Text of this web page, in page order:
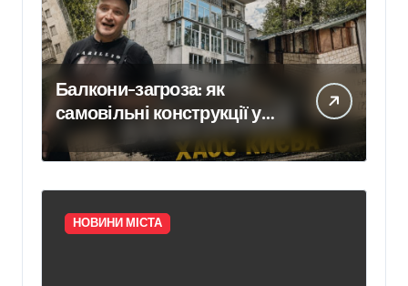
Балкони-загроза: як
самовільні конструкції у
Києві псують фасади
будинків і ставлять під
ризик сусідів
НОВИНИ МІСТА